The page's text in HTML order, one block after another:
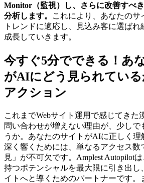
Monitor（監視）し、さらに改善すべ
分析します。
これにより、あなたの
トレンドに適応し、見込み客に選ばれ
成長していきます。
今すぐ5分でできる！あ
がAIにどう見られてい
アクション
これまでWebサイト運用で感じてきた
問い合わせが増えない理由が、少しで
うか。あなたのサイトがAIに正しく理
深く響くためには、単なるアクセス数
見」が不可欠です。Amplest Autopilot
持つポテンシャルを最大限に引き出し
イトへと導くためのパートナーです。